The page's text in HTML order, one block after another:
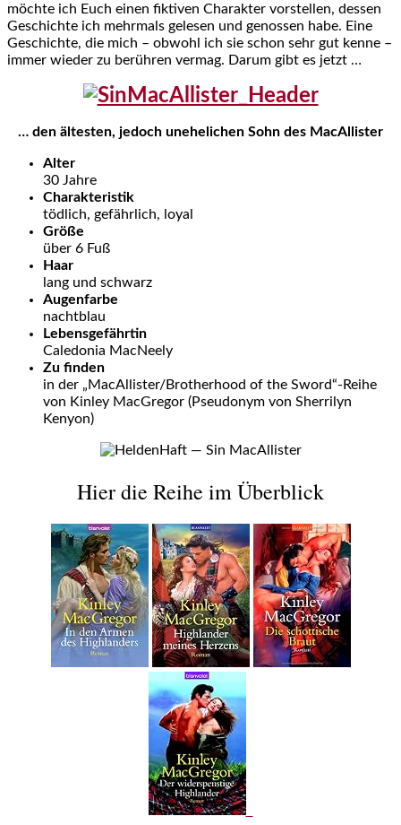
möchte ich Euch einen fiktiven Charakter vorstellen, dessen
Geschichte ich mehrmals gelesen und genossen habe. Eine
Geschichte, die mich – obwohl ich sie schon sehr gut kenne –
immer wieder zu berühren vermag. Darum gibt es jetzt …
… den ältesten, jedoch unehelichen Sohn des MacAllister
Alter
30 Jahre
Charakteristik
tödlich, gefährlich, loyal
Größe
über 6 Fuß
Haar
lang und schwarz
Augenfarbe
nachtblau
Lebensgefährtin
Caledonia MacNeely
Zu finden
in der „MacAllister/Brotherhood of the Sword“-Reihe
von Kinley MacGregor (Pseudonym von Sherrilyn
Kenyon)
Hier die Reihe im Überblick